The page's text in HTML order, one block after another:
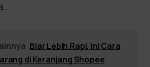
Biar Lebih Rapi, Ini Cara
di Keranjang Shopee